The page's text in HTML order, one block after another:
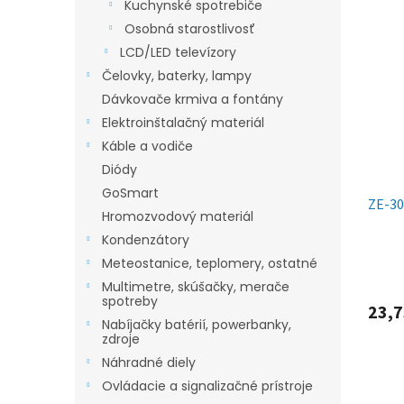
Kuchynské spotrebiče
Osobná starostlivosť
LCD/LED televízory
Čelovky, baterky, lampy
Dávkovače krmiva a fontány
Elektroinštalačný materiál
Káble a vodiče
Diódy
GoSmart
Hromozvodový materiál
Kondenzátory
Meteostanice, teplomery, ostatné
Multimetre, skúšačky, merače
spotreby
Nabíjačky batérií, powerbanky,
zdroje
Náhradné diely
Ovládacie a signalizačné prístroje
ZE-